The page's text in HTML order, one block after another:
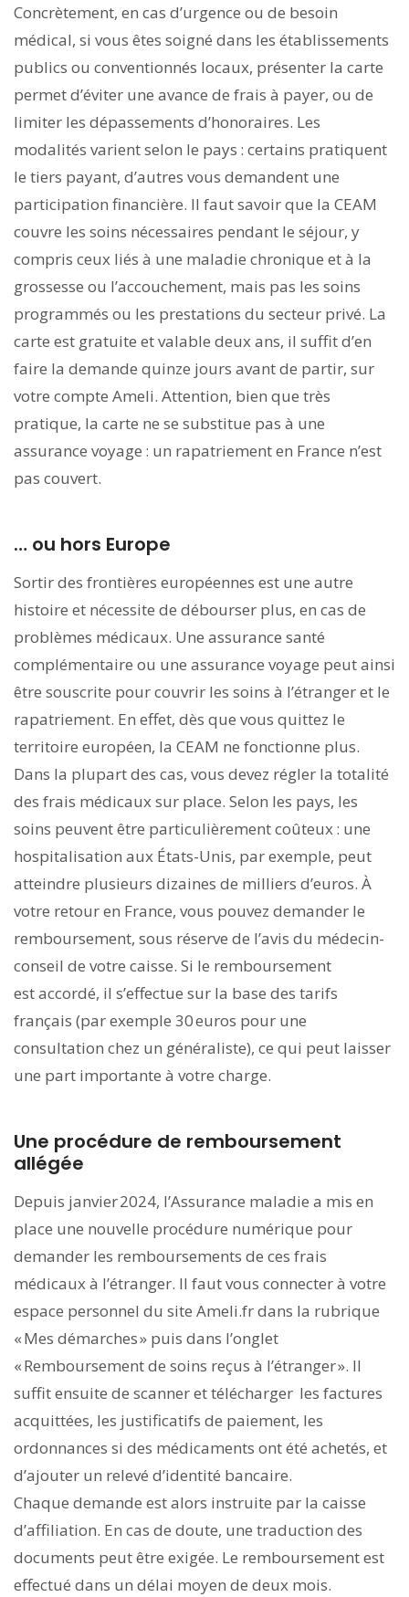
Concrètement, en cas d’urgence ou de besoin
médical, si vous êtes soigné dans les établissements
publics ou conventionnés locaux, présenter la carte
permet d’éviter une avance de frais à payer, ou de
limiter les dépassements d’honoraires. Les
modalités varient selon le pays : certains pratiquent
le tiers payant, d’autres vous demandent une
participation financière. Il faut savoir que la CEAM
couvre les soins nécessaires pendant le séjour, y
compris ceux liés à une maladie chronique et à la
grossesse ou l’accouchement, mais pas les soins
programmés ou les prestations du secteur privé. La
carte est gratuite et valable deux ans, il suffit d’en
faire la demande quinze jours avant de partir, sur
votre compte Ameli. Attention, bien que très
pratique, la carte ne se substitue pas à une
assurance voyage : un rapatriement en France n’est
pas couvert.
… ou hors Europe
Sortir des frontières européennes est une autre
histoire et nécessite de débourser plus, en cas de
problèmes médicaux. Une assurance santé
complémentaire ou une assurance voyage peut ainsi
être souscrite pour couvrir les soins à l’étranger et le
rapatriement. En effet, dès que vous quittez le
territoire européen, la CEAM ne fonctionne plus.
Dans la plupart des cas, vous devez régler la totalité
des frais médicaux sur place. Selon les pays, les
soins peuvent être particulièrement coûteux : une
hospitalisation aux États-Unis, par exemple, peut
atteindre plusieurs dizaines de milliers d’euros. À
votre retour en France, vous pouvez demander le
remboursement, sous réserve de l’avis du médecin-
conseil de votre caisse. Si le remboursement
est accordé, il s’effectue sur la base des tarifs
français (par exemple 30 euros pour une
consultation chez un généraliste), ce qui peut laisser
une part importante à votre charge. ​​​​​
Une procédure de remboursement
allégée
Depuis janvier 2024, l’Assurance maladie a mis en
place une nouvelle procédure numérique pour
demander les remboursements de ces frais
médicaux à l’étranger. Il faut vous connecter à votre
espace personnel du site Ameli.fr dans la rubrique
« Mes démarches » puis dans l’onglet
« Remboursement de soins reçus à l’étranger ». Il
suffit ensuite de scanner et télécharger les factures
acquittées, les justificatifs de paiement, les
ordonnances si des médicaments ont été achetés, et
d’ajouter un relevé d’identité bancaire.
Chaque demande est alors instruite par la caisse
d’affiliation. En cas de doute, une traduction des
documents peut être exigée. Le remboursement est
effectué dans un délai moyen de deux mois.